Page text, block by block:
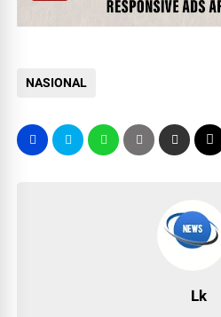
NASIONAL
Lk